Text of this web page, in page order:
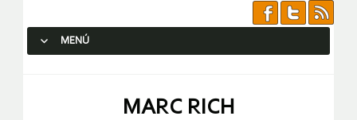
MENÚ
MARC RICH